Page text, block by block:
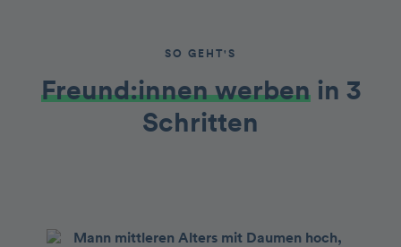
SO GEHT'S
Freund:innen werbenin 3
Schritten